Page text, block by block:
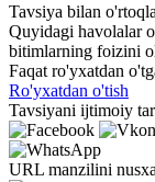
Tavsiya bilan
Quyidagi havolalar
bitimlarning foizini
Faqat ro'yxatdan
Ro'yxatdan o'tish
Tavsiyani ijtimoiy
URL manzilini